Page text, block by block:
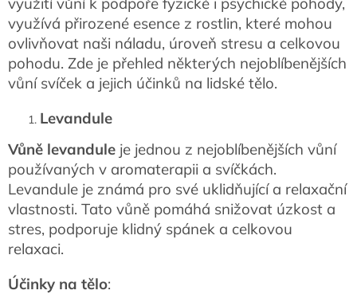
využívá přirozené esence z rostlin, které mohou
ovlivňovat naši náladu, úroveň stresu a celkovou
pohodu. Zde je přehled některých nejoblíbenějších
vůní svíček a jejich účinků na lidské tělo.
Levandule
Vůně levandule je jednou z nejoblíbenějších vůní
používaných v aromaterapii a svíčkách.
Levandule je známá pro své uklidňující a relaxační
vlastnosti. Tato vůně pomáhá snižovat úzkost a
stres, podporuje klidný spánek a celkovou
relaxaci.
Účinky na tělo: